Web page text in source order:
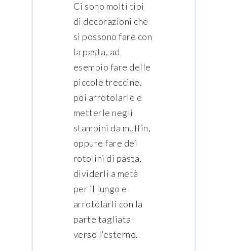
Ci sono molti tipi
di decorazioni che
si possono fare con
la pasta, ad
esempio fare delle
piccole treccine,
poi arrotolarle e
metterle negli
stampini da muffin,
oppure fare dei
rotolini di pasta,
dividerli a metà
per il lungo e
arrotolarli con la
parte tagliata
verso l’esterno.